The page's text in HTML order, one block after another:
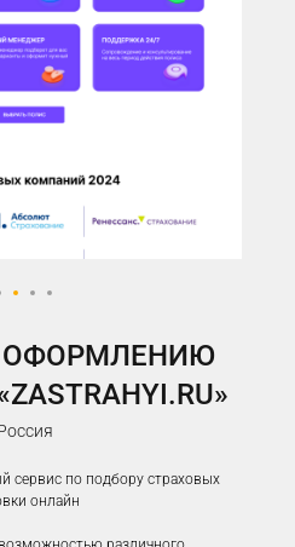
ОФОРМЛЕНИЮ
сервис по подбору страховых
онлайн
клиентов